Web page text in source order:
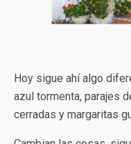
Hoy sigue ahí algo
azul tormenta, parajes
cerradas y margaritas